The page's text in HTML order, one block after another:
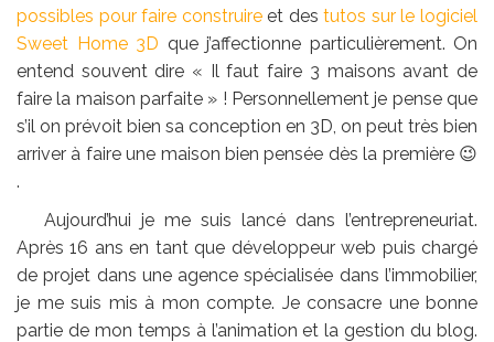
possibles pour faire construireet destutos sur le logiciel
Sweet Home 3D que j’affectionne particulièrement. On
entend souvent dire « Il faut faire 3 maisons avant de
faire la maison parfaite » ! Personnellement je pense que
s’il on prévoit bien sa conception en 3D, on peut très bien
arriver à faire une maison bien pensée dès la première 😉
.
Aujourd’hui je me suis lancé dans l’entrepreneuriat.
Après 16 ans en tant que développeur web puis chargé
de projet dans une agence spécialisée dans l’immobilier,
je me suis mis à mon compte. Je consacre une bonne
partie de mon temps à l’animation et la gestion du blog.